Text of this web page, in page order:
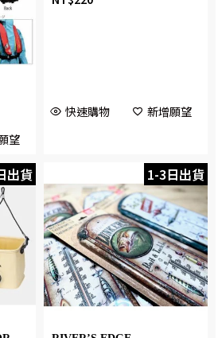
望
快速購物 新增願望
出貨 1-3日出貨